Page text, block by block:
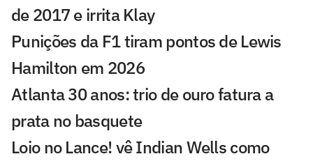
de 2017 e irrita Klay
Punições da F1 tiram pontos de Lewis
Hamilton em 2026
Atlanta 30 anos: trio de ouro fatura a
prata no basquete
Loio no Lance! vê Indian Wells como